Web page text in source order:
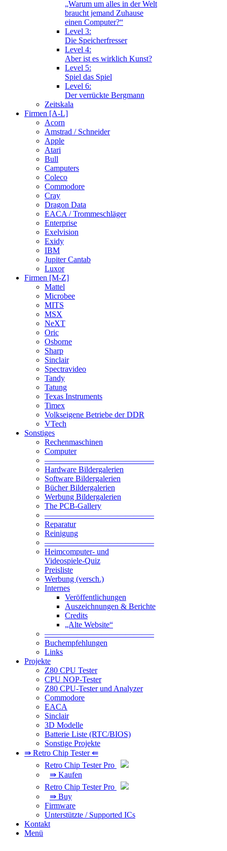
„Warum um alles in der Welt
braucht jemand Zuhause
einen Computer?“
Level 3:
Die Speicherfresser
Level 4:
Aber ist es wirklich Kunst?
Level 5:
Spiel das Spiel
Level 6:
Der verrückte Bergmann
Zeitskala
Firmen [A-L]
Acorn
Amstrad / Schneider
Apple
Atari
Bull
Camputers
Coleco
Commodore
Cray
Dragon Data
EACA / Trommeschläger
Enterprise
Exelvision
Exidy
IBM
Jupiter Cantab
Luxor
Firmen [M-Z]
Mattel
Microbee
MITS
MSX
NeXT
Oric
Osborne
Sharp
Sinclair
Spectravideo
Tandy
Tatung
Texas Instruments
Timex
Volkseigene Betriebe der DDR
VTech
Sonstiges
Rechenmaschinen
Computer
—————————————–
Hardware Bildergalerien
Software Bildergalerien
Bücher Bildergalerien
Werbung Bildergalerien
The PCB-Gallery
—————————————–
Reparatur
Reinigung
—————————————–
Heimcomputer- und
Videospiele-Quiz
Preisliste
Werbung (versch.)
Internes
Veröffentlichungen
Auszeichnungen & Berichte
Credits
„Alte Website“
—————————————–
Buchempfehlungen
Links
Projekte
Z80 CPU Tester
CPU NOP-Tester
Z80 CPU-Tester und Analyzer
Commodore
EACA
Sinclair
3D Modelle
Batterie Liste (RTC/BIOS)
Sonstige Projekte
⇛ Retro Chip Tester ⇚
Retro Chip Tester Pro
⇛ Kaufen
Retro Chip Tester Pro
⇛ Buy
Firmware
Unterstützte / Supported ICs
Kontakt
Menü